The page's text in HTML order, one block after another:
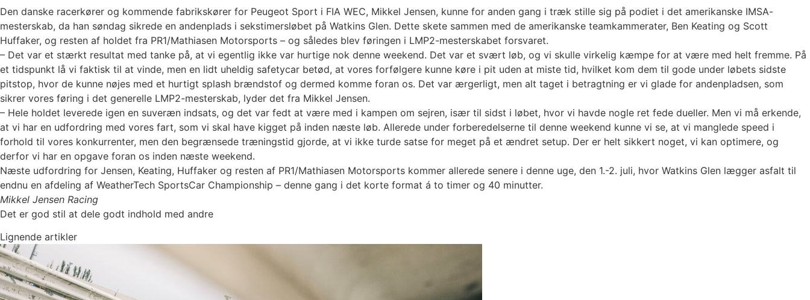
Den danske racerkører og kommende fabrikskører for Peugeot Sport i FIA WEC, Mikkel Jensen, kunne for anden gang i træk stille sig på podiet i det amerikanske IMSA-
mesterskab, da han søndag sikrede en andenplads i sekstimersløbet på Watkins Glen. Dette skete sammen med de amerikanske teamkammerater, Ben Keating og Scott
Huffaker, og resten af holdet fra PR1/Mathiasen Motorsports – og således blev føringen i LMP2-mesterskabet forsvaret.
– Det var et stærkt resultat med tanke på, at vi egentlig ikke var hurtige nok denne weekend. Det var et svært løb, og vi skulle virkelig kæmpe for at være med helt fremme. På
et tidspunkt lå vi faktisk til at vinde, men en lidt uheldig safetycar betød, at vores forfølgere kunne køre i pit uden at miste tid, hvilket kom dem til gode under løbets sidste
pitstop, hvor de kunne nøjes med et hurtigt splash brændstof og dermed komme foran os. Det var ærgerligt, men alt taget i betragtning er vi glade for andenpladsen, som
sikrer vores føring i det generelle LMP2-mesterskab, lyder det fra Mikkel Jensen.
– Hele holdet leverede igen en suveræn indsats, og det var fedt at være med i kampen om sejren, især til sidst i løbet, hvor vi havde nogle ret fede dueller. Men vi må erkende,
at vi har en udfordring med vores fart, som vi skal have kigget på inden næste løb. Allerede under forberedelserne til denne weekend kunne vi se, at vi manglede speed i
forhold til vores konkurrenter, men den begrænsede træningstid gjorde, at vi ikke turde satse for meget på et ændret setup. Der er helt sikkert noget, vi kan optimere, og
derfor vi har en opgave foran os inden næste weekend.
Næste udfordring for Jensen, Keating, Huffaker og resten af PR1/Mathiasen Motorsports kommer allerede senere i denne uge, den 1.-2. juli, hvor Watkins Glen lægger asfalt til
endnu en afdeling af WeatherTech SportsCar Championship – denne gang i det korte format á to timer og 40 minutter.
Mikkel Jensen Racing
Det er god stil at dele godt indhold med andre
Lignende artikler